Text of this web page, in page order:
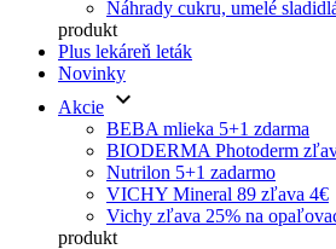
Náhrady cukru, umelé
produkt
Plus lekáreň leták
Novinky
Akcie keyboard_arrow_down
BEBA mlieka 5+1 zdarma
BIODERMA Photoderm
Nutrilon 5+1 zadarmo
VICHY Mineral 89 zľava 4€
Vichy zľava 25% na
produkt